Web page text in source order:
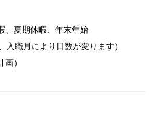
、夏期休暇、年末年始
入職月により日数が変ります）
）